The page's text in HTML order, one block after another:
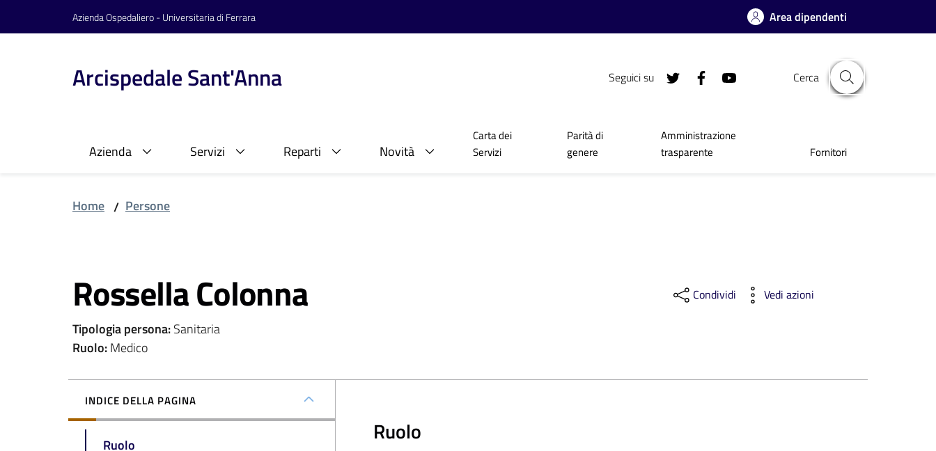
Vai al contenuto
Vai alla navigazioneAzienda Ospedaliero - Universitaria di Ferrara Area dipendenti
Arcispedale Sant'Anna Seguici su Cerca
Azienda Servizi Reparti Novità
Carta dei
Servizi
Parità di
genere
Amministrazione
trasparente
Fornitori
Home / Persone
Rossella Colonna
Tipologia persona:Sanitaria
Ruolo:Medico
Condividi Vedi azioni
INDICE DELLA PAGINA
Ruolo
Ruolo